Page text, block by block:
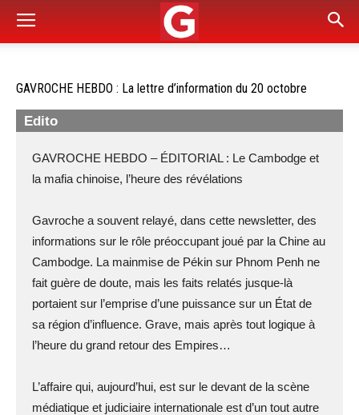
GAVROCHE HEBDO : La lettre d’information du 20 octobre
Edito
GAVROCHE HEBDO – ÉDITORIAL : Le Cambodge et
la mafia chinoise, l’heure des révélations
Gavroche a souvent relayé, dans cette newsletter, des
informations sur le rôle préoccupant joué par la Chine au
Cambodge. La mainmise de Pékin sur Phnom Penh ne
fait guère de doute, mais les faits relatés jusque-là
portaient sur l’emprise d’une puissance sur un État de
sa région d’influence. Grave, mais après tout logique à
l’heure du grand retour des Empires…
L’affaire qui, aujourd’hui, est sur le devant de la scène
médiatique et judiciaire internationale est d’un tout autre